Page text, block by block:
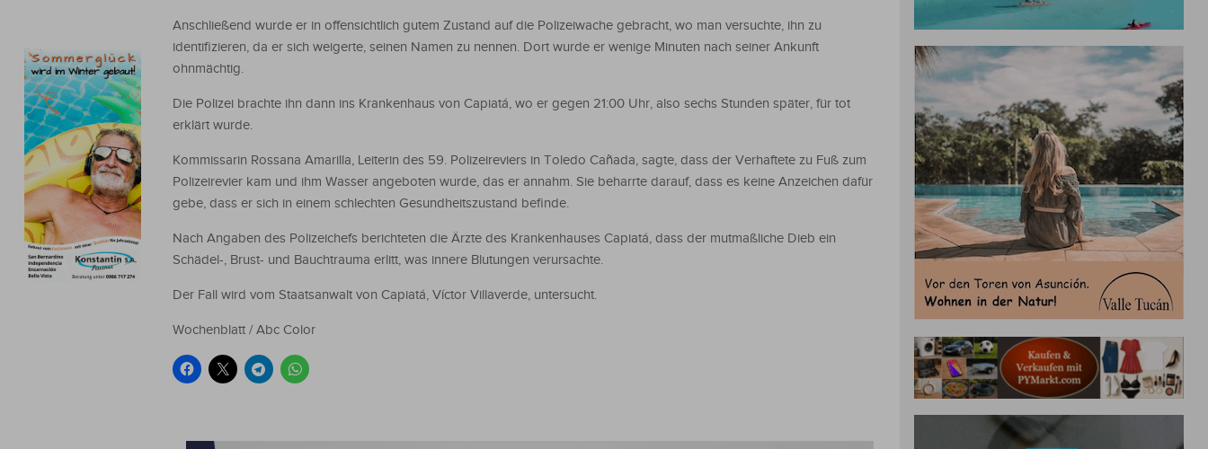
Anschließend wurde er in offensichtlich gutem Zustand auf die Polizeiwache gebracht, wo man versuchte, ihn zu
identifizieren, da er sich weigerte, seinen Namen zu nennen. Dort wurde er wenige Minuten nach seiner Ankunft
ohnmächtig.
Die Polizei brachte ihn dann ins Krankenhaus von Capiatá, wo er gegen 21:00 Uhr, also sechs Stunden später, für tot
erklärt wurde.
Kommissarin Rossana Amarilla, Leiterin des 59. Polizeireviers in Toledo Cañada, sagte, dass der Verhaftete zu Fuß zum
Polizeirevier kam und ihm Wasser angeboten wurde, das er annahm. Sie beharrte darauf, dass es keine Anzeichen dafür
gebe, dass er sich in einem schlechten Gesundheitszustand befinde.
Nach Angaben des Polizeichefs berichteten die Ärzte des Krankenhauses Capiatá, dass der mutmaßliche Dieb ein
Schädel-, Brust- und Bauchtrauma erlitt, was innere Blutungen verursachte.
Der Fall wird vom Staatsanwalt von Capiatá, Víctor Villaverde, untersucht.
Wochenblatt / Abc Color